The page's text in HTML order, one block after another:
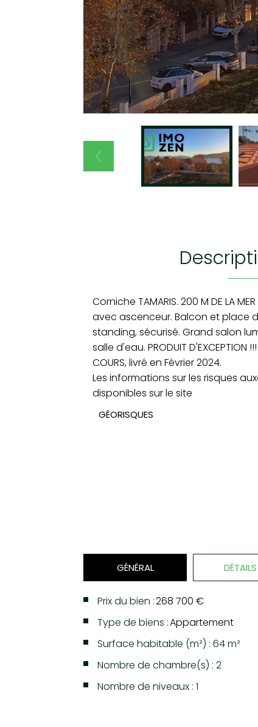
Corniche TAMARIS. 200 M DE LA
avec ascenceur. Balcon et place
standing, sécurisé. Grand salon
salle d'eau. PRODUIT D'EXCEPTION !!!
COURS, livré en Février 2024.
Les informations sur les risques
disponibles sur le site
GÉORISQUES
GÉNÉRAL
Prix du bien :268 700 €
Type de biens :Appartement
Surface habitable (m²) : 64 m²
Nombre de chambre(s) : 2
Nombre de niveaux : 1